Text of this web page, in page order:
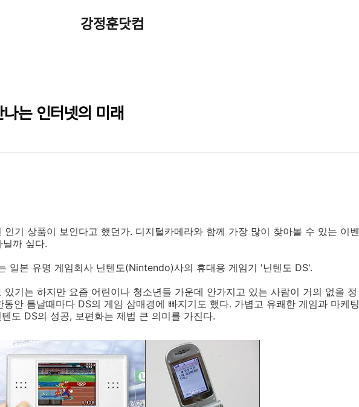
강정훈닷컴
는 인터넷의 미래
기 상품이 보인다고 했던가. 디지털카메라와 함께 가장 많이 찾아볼 수 있는 이벤
까 싶다.
일본 유명 게임회사 닌텐도(Nintendo)사의 휴대용 게임기 '닌텐도 DS'.
기는 하지만 요즘 어린이나 청소년들 가운데 안가지고 있는 사람이 거의 없을 정
안 틈날때마다 DS의 게임 삼매경에 빠지기도 했다. 가볍고 유쾌한 게임과 마케팅
도 DS의 성공, 보편화는 제법 큰 의미를 가진다.